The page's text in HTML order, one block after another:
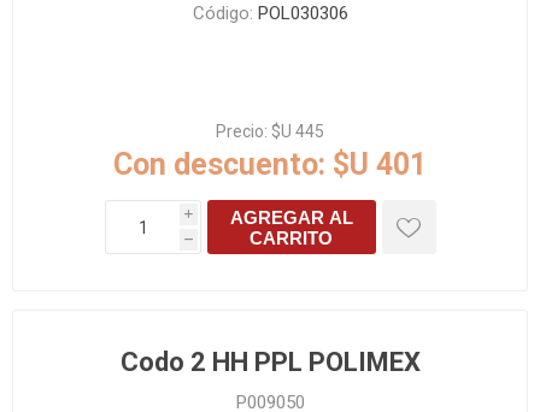
Código: POL030306
Precio: $U 445
Con descuento: $U 401
i
h
AGREGAR AL
CARRITO
Codo 2 HH PPL POLIMEX
P009050